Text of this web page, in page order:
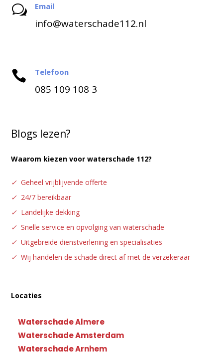
w Email
info@waterschade112.nl
 Telefoon
085 109 108 3
Blogs lezen?
Waarom kiezen voor waterschade 112?
✓ Geheel vrijblijvende offerte
✓ 24/7 bereikbaar
✓ Landelijke dekking
✓ Snelle service en opvolging van waterschade
✓ Uitgebreide dienstverlening en specialisaties
✓ Wij handelen de schade direct af met de verzekeraar
Locaties
Waterschade Almere
Waterschade Amsterdam
Waterschade Arnhem